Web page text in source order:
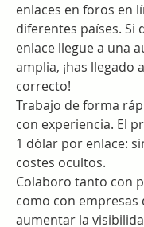
enlaces en foros en
diferentes países. Si
enlace llegue a una
amplia, ¡has llegado
correcto!
Trabajo de forma
con experiencia. El
1 dólar por enlace:
costes ocultos.
Colaboro tanto con
como con empresas
aumentar la